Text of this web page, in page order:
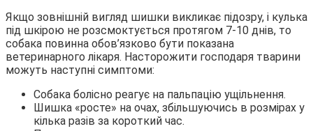
Якщо зовнішній вигляд шишки викликає підозру, і кулька
під шкірою не розсмоктується протягом 7-10 днів, то
собака повинна обов’язково бути показана
ветеринарного лікаря. Насторожити господаря тварини
можуть наступні симптоми:
Собака болісно реагує на пальпацію ущільнення.
Шишка «росте» на очах, збільшуючись в розмірах у
кілька разів за короткий час.